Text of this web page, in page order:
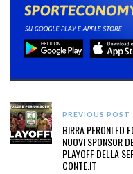
PREVIOUS POST
BIRRA PERONI ED
NUOVI SPONSOR
PLAYOFF DELLA
CONTE.IT